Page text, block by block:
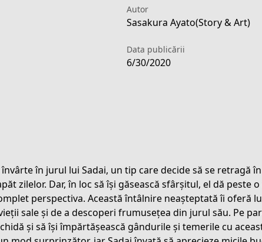
Autor
Sasakura Ayato(Story & Art)
Data publicării
6/30/2020
în jurul lui Sadai, un tip care decide să se retragă
zilelor. Dar, în loc să își găsească sfârșitul, el dă peste
perspectiva. Această întâlnire neașteptată îi oferă
sale și de a descoperi frumusețea din jurul său. Pe
și să își împărtășească gândurile și temerile cu